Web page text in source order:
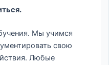
Мы учимся
свою
Любые